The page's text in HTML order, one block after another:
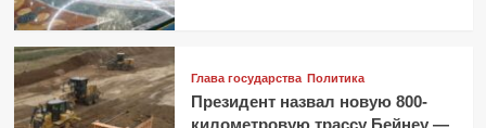
Глава государства Политика
Президент назвал новую 800-